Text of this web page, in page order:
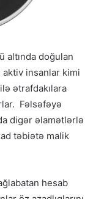
altında doğulan
insanlar kimi
ətrafdakılara
Fəlsəfəyə
digər əlamətlərlə
təbiətə malik
hesab